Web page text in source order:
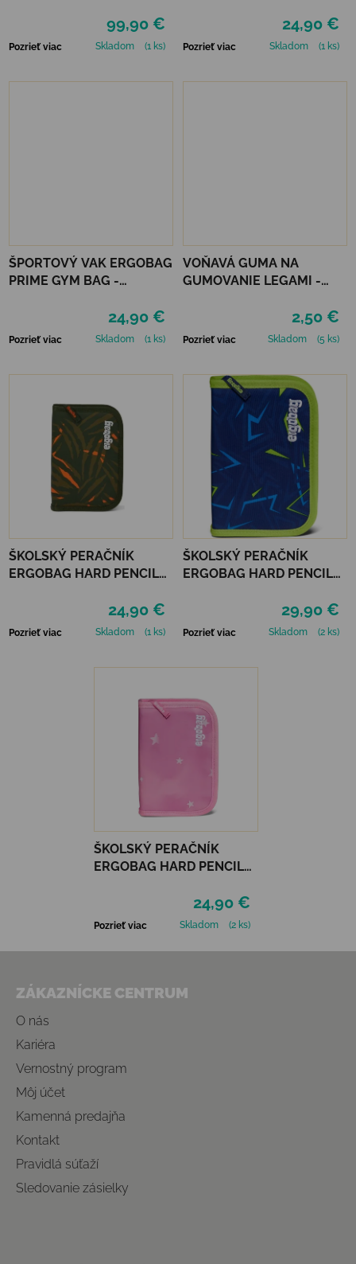
99,90 €
Pozrieť viac Skladom (1 ks)
24,90 €
Pozrieť viac Skladom (1 ks)
ŠPORTOVÝ VAK ERGOBAG
PRIME GYM BAG -
24,90 €
Pozrieť viac Skladom (1 ks)
VOŇAVÁ GUMA NA
GUMOVANIE LEGAMI -
2,50 €
Pozrieť viac Skladom (5 ks)
ŠKOLSKÝ PERAČNÍK
ERGOBAG HARD PENCIL
24,90 €
Pozrieť viac Skladom (1 ks)
ŠKOLSKÝ PERAČNÍK
ERGOBAG HARD PENCIL
29,90 €
Pozrieť viac Skladom (2 ks)
ŠKOLSKÝ PERAČNÍK
ERGOBAG HARD PENCIL
24,90 €
Pozrieť viac Skladom (2 ks)
ZÁKAZNÍCKE CENTRUM
O nás
Kariéra
Vernostný program
Môj účet
Kamenná predajňa
Kontakt
Pravidlá súťaží
Sledovanie zásielky